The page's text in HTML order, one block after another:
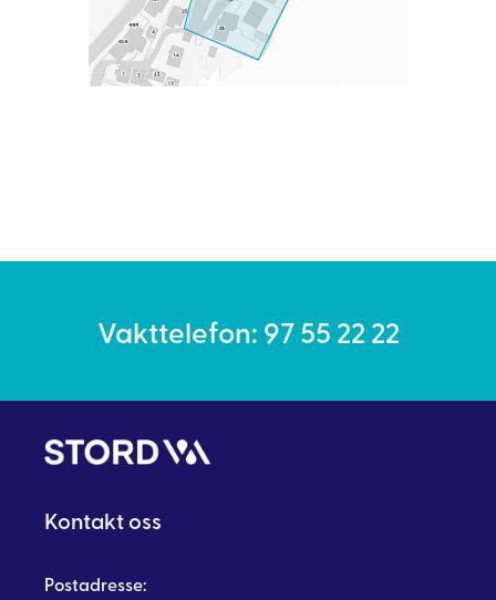
Vakttelefon: 97 55 22 22
Kontakt oss
Postadresse: